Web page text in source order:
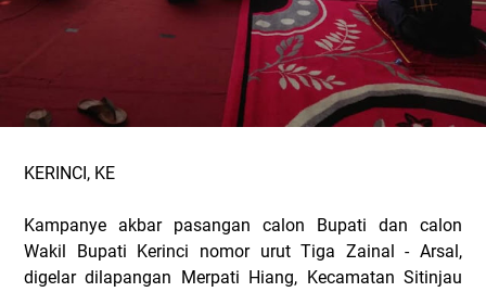
KERINCI, KE
Kampanye akbar pasangan calon Bupati dan calon
Wakil Bupati Kerinci nomor urut Tiga Zainal - Arsal,
digelar dilapangan Merpati Hiang, Kecamatan Sitinjau